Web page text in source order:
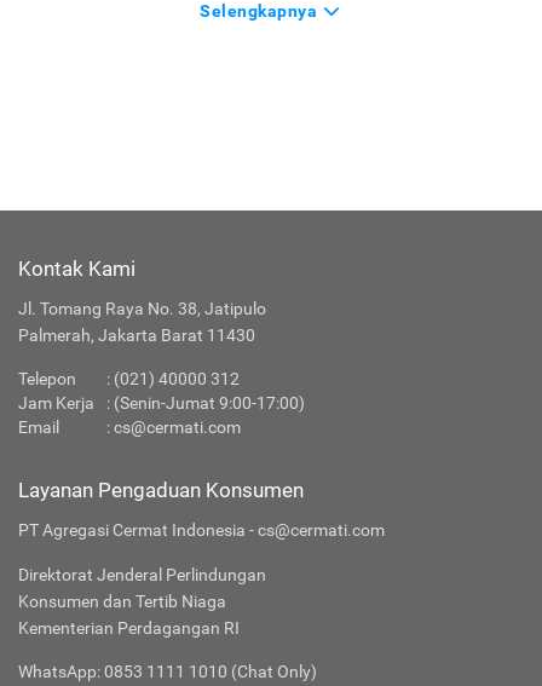
Selengkapnya
Kontak Kami
Jl. Tomang Raya No. 38, Jatipulo
Palmerah, Jakarta Barat 11430
Telepon : (021) 40000 312
Jam Kerja
: (Senin-Jumat 9:00-17:00)
Email
:cs@cermati.com
Layanan Pengaduan Konsumen
PT Agregasi Cermat Indonesia - cs@cermati.com
Direktorat Jenderal Perlindungan
Konsumen dan Tertib Niaga
Kementerian Perdagangan RI
WhatsApp: 0853 1111 1010 (Chat Only)